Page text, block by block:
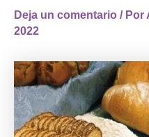
Deja un comentario / Por
2022